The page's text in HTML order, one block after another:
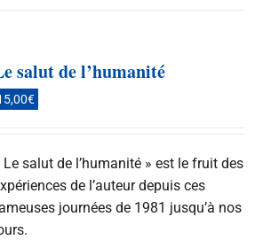
salut de l’humanité
€
Le salut de l’humanité » est le fruit des
de l’auteur depuis ces
journées de 1981 jusqu’à nos